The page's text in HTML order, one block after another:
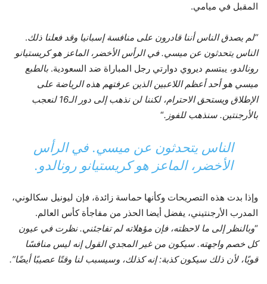
المقبل في ميامي.
“لم يصدق الناس أننا قادرون على منافسة إسبانيا وقد فعلنا ذلك.
الناس يتحدثون عن ميسي. في الرأس الأخضر، الماعز هو كريستيانو
رونالدو، يبتسم ديروي دوارتي رجل المباراة ضد السعودية. بالطبع
ميسي هو أحد أعظم اللاعبين الذين عرفتهم هذه الرياضة على
الإطلاق ويستحق الاحترام، لكننا لن نذهب إلى دور الـ16 لنعجب
بالأرجنتين. سنذهب للفوز.“
الناس يتحدثون عن ميسي. في الرأس
الأخضر، الماعز هو كريستيانو رونالدو.
وإذا بدت هذه التصريحات وكأنها حماسة زائدة، فإن ليونيل سكالوني،
المدرب الأرجنتيني، يفضل أيضا الحذر من مفاجأة كأس العالم.
“وبالنظر إلى ما لاحظته، فإن مؤهلاته لم تفاجئني. نظرت في عيون
كل خصم واجهته. سيكون من غير المجدي القول إنه ليس منافسًا
قويًا، لأن ذلك سيكون كذبة: إنه كذلك، وسيسبب لنا وقتًا عصيبًا أيضًا”.